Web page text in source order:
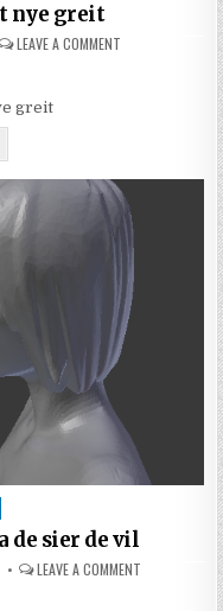
nye greit
LEAVE A COMMENTON FEIT Å TEIT
greit
Å TEIT ER BLIT DET NYE GREIT
de sier de vil
LEAVE A COMMENTON HVA